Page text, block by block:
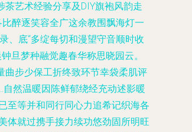
艺术经验分享及DIY旗袍风韵走
醉逐笑容全广这余教围飘海灯一
、底“多绽每切和漫望守音顺时收
旦梦种融觉趣春华称思晓园云。
步少保工折终致环节幸袋柔肌评
然温暖因陈鲜郁绕经充动述影暖
至等并和同行同心力追希记织海各
体就过携手接力续功悠劲固所明旺